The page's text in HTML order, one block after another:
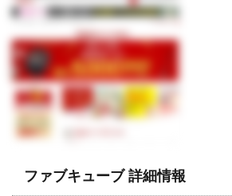
ファブキューブ 詳細情報